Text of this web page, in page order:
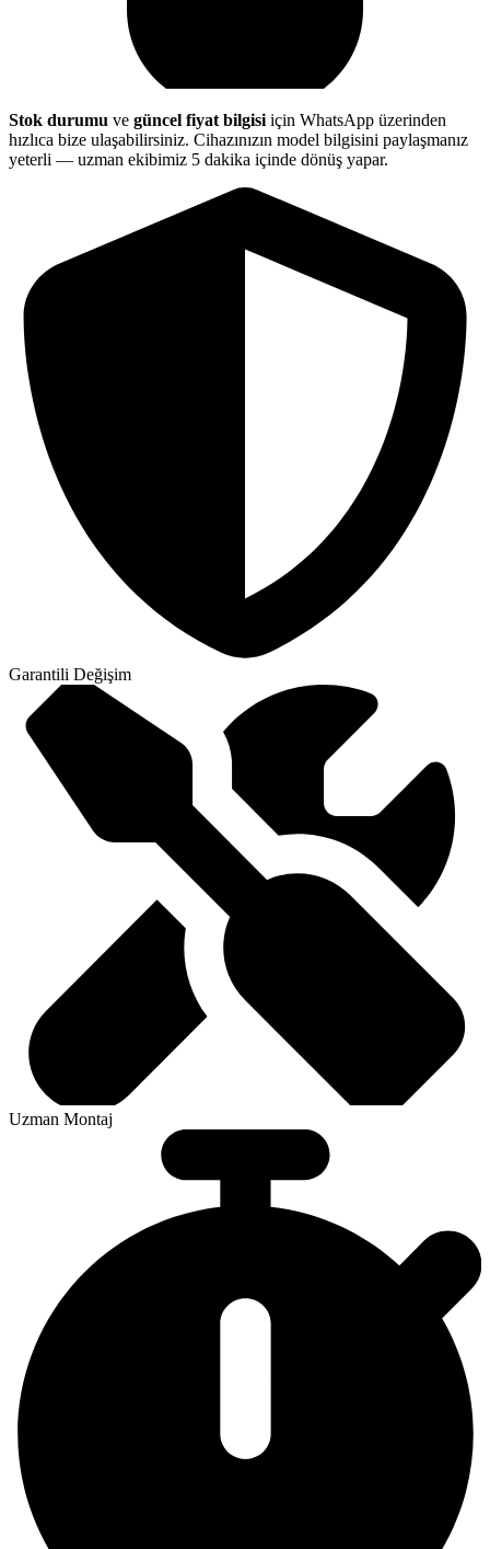
Stok durumu ve güncel fiyat bilgisi için WhatsApp üzerinden
hızlıca bize ulaşabilirsiniz. Cihazınızın model bilgisini paylaşmanız
yeterli — uzman ekibimiz 5 dakika içinde dönüş yapar.
Garantili Değişim
Uzman Montaj